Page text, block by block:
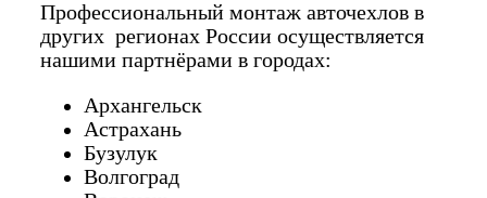
Профессиональный монтаж авточехлов в
других регионах России осуществляется
нашими партнёрами в городах:
Архангельск
Астрахань
Бузулук
Волгоград